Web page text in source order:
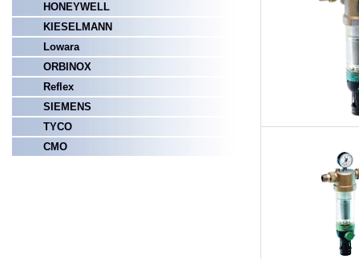
HONEYWELL
KIESELMANN
Lowara
ORBINOX
Reflex
SIEMENS
TYCO
СМО